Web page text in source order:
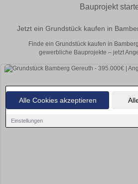
Alle Cookies akzeptieren
Einstellungen
Bauprojekt
Jetzt ein Grundstück kaufen in
Finde ein Grundstück kaufen in
gewerbliche Bauprojekte – jetzt